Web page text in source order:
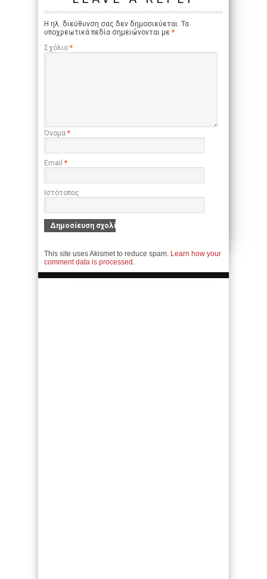
Η ηλ. διεύθυνση σας δεν δημοσιεύεται. Τα
υποχρεωτικά πεδία σημειώνονται με *
Σχόλιο *
Όνομα *
Email *
Ιστότοπος
This site uses Akismet to reduce spam. Learn how your
comment data is processed.